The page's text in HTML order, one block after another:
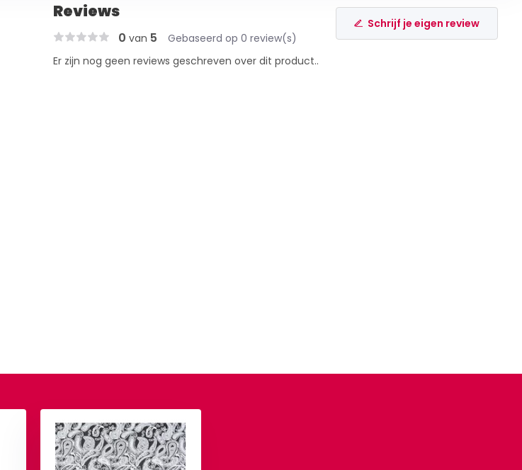
Reviews
0 van 5 Gebaseerd op 0 review(s)
Schrijf je eigen review
Er zijn nog geen reviews geschreven over dit product..